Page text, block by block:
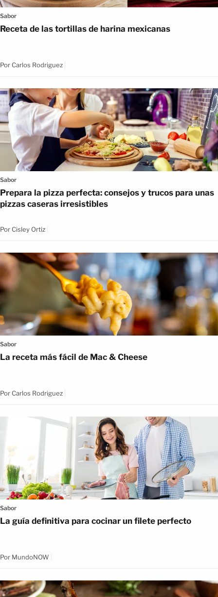
Sabor
Receta de las tortillas de harina mexicanas
Por Carlos Rodriguez
Sabor
Prepara la pizza perfecta: consejos y trucos para unas
pizzas caseras irresistibles
Por Cisley Ortiz
Sabor
La receta más fácil de Mac & Cheese
Por Carlos Rodriguez
Sabor
La guía definitiva para cocinar un filete perfecto
Por MundoNOW